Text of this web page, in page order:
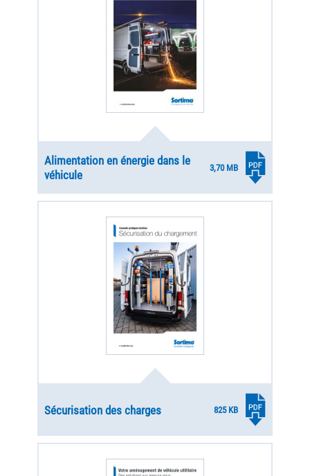
Alimentation en énergie dans le
véhicule
3,70 MB
Sécurisation des charges 825 KB